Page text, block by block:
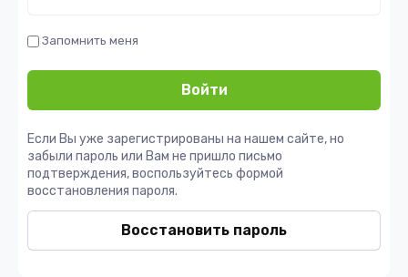
Запомнить меня
Войти
Если Вы уже зарегистрированы на нашем сайте, но
забыли пароль или Вам не пришло письмо
подтверждения, воспользуйтесь формой
восстановления пароля.
Восстановить пароль